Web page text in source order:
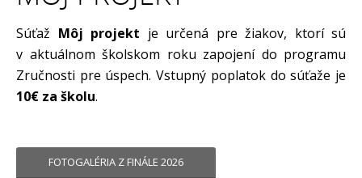
Môj projekt
Súťaž Môj projekt je určená pre žiakov, ktorí sú
v aktuálnom školskom roku zapojení do programu
Zručnosti pre úspech. Vstupný poplatok do súťaže je
10€ za školu.
FOTOGALÉRIA Z FINÁLE 2026